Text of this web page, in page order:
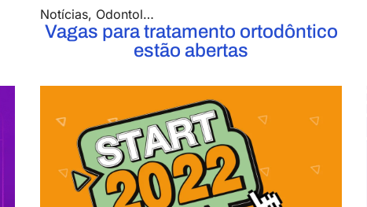
Notícias, Odontologia
Vagas para tratamento ortodôntico
estão abertas